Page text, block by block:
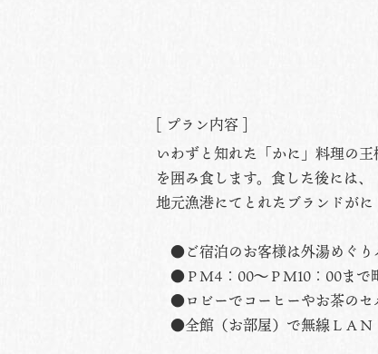
[ プラン内容 ]
いわずと知れた「かに」料理の
を囲み食します。食した後には
地元漁港にてとれたブランドがに
●ご宿泊のお客様は外湯めぐり
●ＰＭ4：00〜ＰＭ10：00まで
●ロビーでコーヒーやお茶のセ
●全館（お部屋）で無線ＬＡＮ